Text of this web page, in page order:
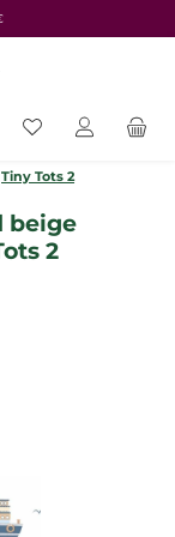
Du hast 0
Tiny Tots 2
beige
2